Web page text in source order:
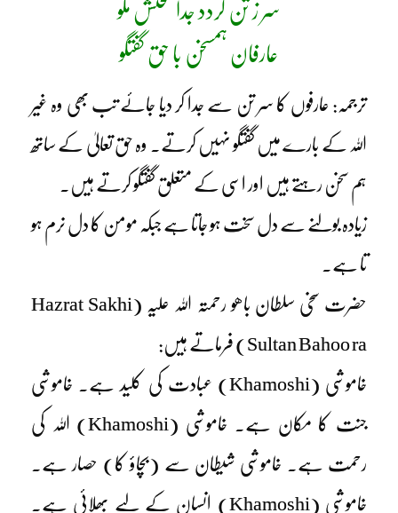
سر ز تن گردد جدا سخنش مگو
عارفان ہمسخن با حق گفتگو
ترجمہ: عارفوں کا سر تن سے جدا کر دیا جائے تب بھی وہ غیر
اللہ کے بارے میں گفتگو نہیں کرتے۔ وہ حق تعالیٰ کے ساتھ
ہم سخن رہتے ہیں اور اسی کے متعلق گفتگو کرتے ہیں۔
زیادہ بولنے سے دل سخت ہو جاتا ہے جبکہ مومن کا دل نرم ہو
تا ہے۔
حضرت سخی سلطان باھو رحمتہ اللہ علیہ (Hazrat Sakhi
Sultan Bahoo ra) فرماتے ہیں:
خاموشی (Khamoshi) عبادت کی کلید ہے۔ خاموشی
جنت کا مکان ہے۔ خاموشی (Khamoshi) اللہ کی
رحمت ہے۔ خاموشی شیطان سے (بچاؤ کا) حصار ہے۔
خاموشی (Khamoshi) انسان کے لیے بھلائی ہے۔